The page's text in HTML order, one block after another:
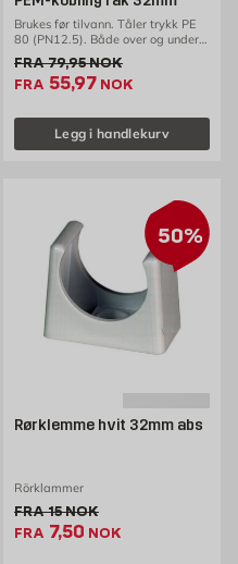
/stk
Brukes før tilvann. Tåler trykk PE
80 (PN12.5). Både over og under
bakken.
FRAGammel pris 79.95 NOK /
79,95NOK
FRA Ekstrapris 55.97
55,97 NOK
Legg i handlekurv
50%
Rørklemme hvit 32mm abs
Rörklammer
FRAGammel pris 15 NOK /stk
15NOK
FRA Ekstrapris 7.5 NOK /
7,50 NOK